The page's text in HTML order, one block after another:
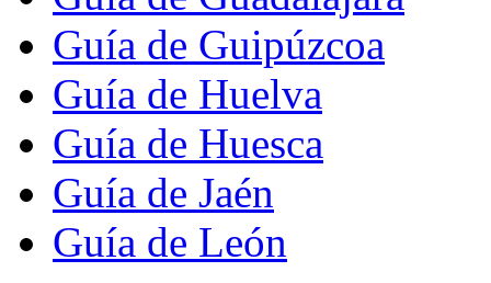
Guía de Guipúzcoa
Guía de Huelva
Guía de Huesca
Guía de Jaén
Guía de León